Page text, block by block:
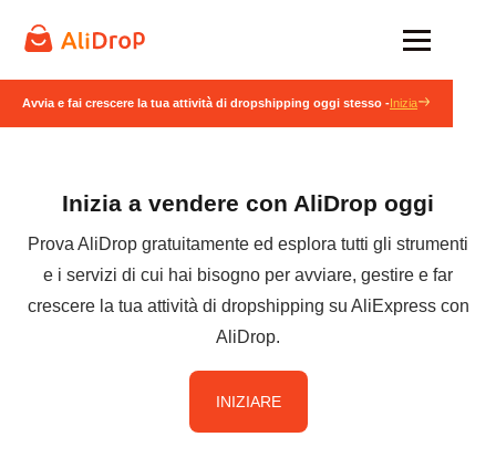
Avvia e fai crescere la tua attività di dropshipping oggi stesso -Inizia
Inizia a vendere con AliDrop oggi
Prova AliDrop gratuitamente ed esplora tutti gli strumenti
e i servizi di cui hai bisogno per avviare, gestire e far
crescere la tua attività di dropshipping su AliExpress con
AliDrop.
INIZIARE